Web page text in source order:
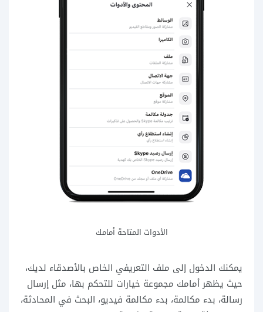
الأدوات المتاحة أمامك
يمكنك الدخول إلى ملف التعريفي الخاص بالأصدقاء لديك،
حيث يظهر أمامك مجموعة خيارات للتحكم بها، مثل إرسال
رسالة، بدء مكالمة، بدء مكالمة فيديو، البحث في المحادثة،